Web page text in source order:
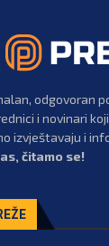
odgovoran
i novinari
izvještavaju i
čitamo se!